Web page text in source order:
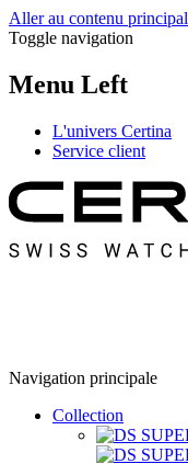
Aller au contenu principal
Toggle navigation
Menu Left
L'univers Certina
Service client
Navigation principale
Collection